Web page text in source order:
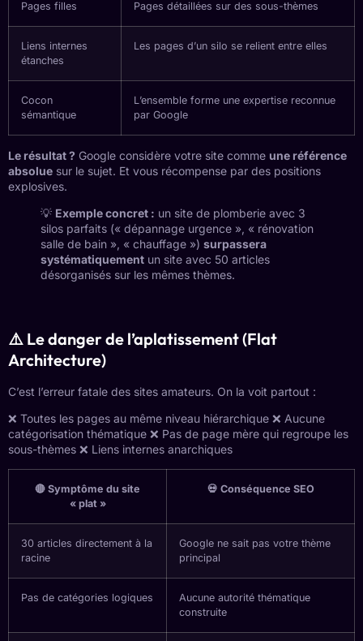
Pages filles Pages détaillées sur des sous-thèmes
Liens internes
étanches
Les pages d’un silo se relient entre elles
Cocon
sémantique
L’ensemble forme une expertise reconnue
par Google
Le résultat ? Google considère votre site comme une référence
absolue sur le sujet. Et vous récompense par des positions
explosives.
💡 Exemple concret : un site de plomberie avec 3
silos parfaits (« dépannage urgence », « rénovation
salle de bain », « chauffage ») surpassera
systématiquement un site avec 50 articles
désorganisés sur les mêmes thèmes.
⚠️ Le danger de l’aplatissement (Flat
Architecture)
C’est l’erreur fatale des sites amateurs. On la voit partout :
❌ Toutes les pages au même niveau hiérarchique ❌ Aucune
catégorisation thématique ❌ Pas de page mère qui regroupe les
sous-thèmes ❌ Liens internes anarchiques
🔴 Symptôme du site
« plat »
💀 Conséquence SEO
30 articles directement à la
racine
Google ne sait pas votre thème
principal
Pas de catégories logiques
Aucune autorité thématique
construite